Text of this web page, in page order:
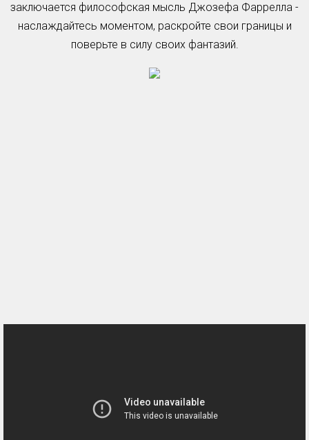
заключается философская мысль Джозефа Фаррелла -
наслаждайтесь моментом, раскройте свои границы и
поверьте в силу своих фантазий.